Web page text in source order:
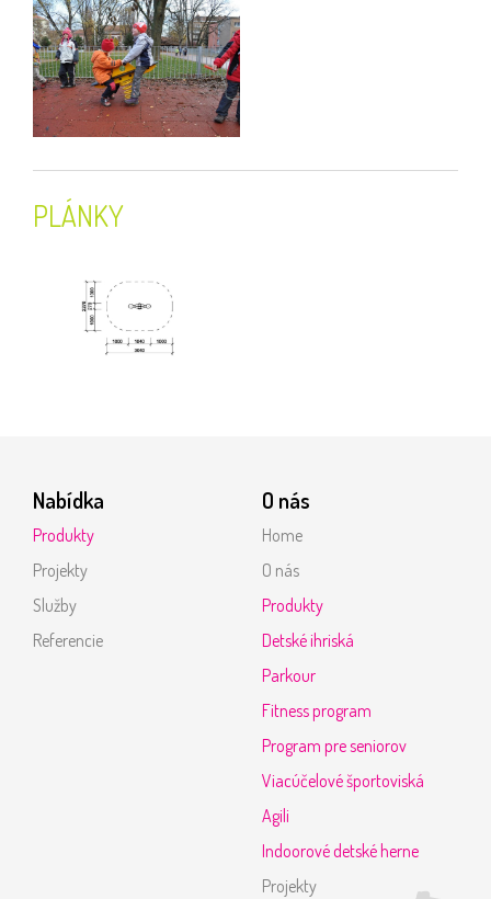
PLÁNKY
Nabídka
Produkty
Projekty
Služby
Referencie
O nás
Home
O nás
Produkty
Detské ihriská
Parkour
Fitness program
Program pre seniorov
Viacúčelové športoviská
Agili
Indoorové detské herne
Projekty